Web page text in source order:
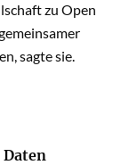
zu Open
sagte sie.